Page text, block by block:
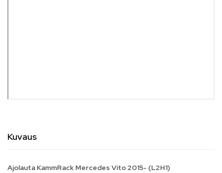
Kuvaus
Ajolauta KammRack Mercedes Vito 2015- (L2H1)